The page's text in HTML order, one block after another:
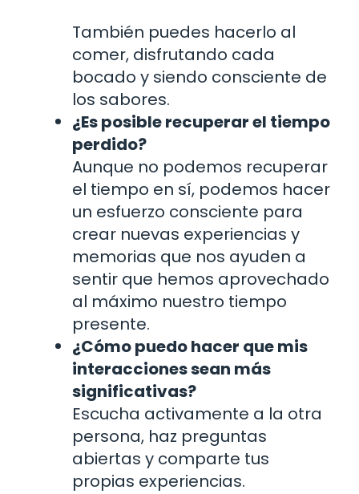
También puedes hacerlo al
comer, disfrutando cada
bocado y siendo consciente de
los sabores.
¿Es posible recuperar el tiempo
perdido?
Aunque no podemos recuperar
el tiempo en sí, podemos hacer
un esfuerzo consciente para
crear nuevas experiencias y
memorias que nos ayuden a
sentir que hemos aprovechado
al máximo nuestro tiempo
presente.
¿Cómo puedo hacer que mis
interacciones sean más
significativas?
Escucha activamente a la otra
persona, haz preguntas
abiertas y comparte tus
propias experiencias.